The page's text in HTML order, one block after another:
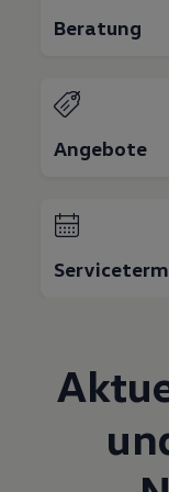
75 Jahre
Bulli
Beratung
Angebote